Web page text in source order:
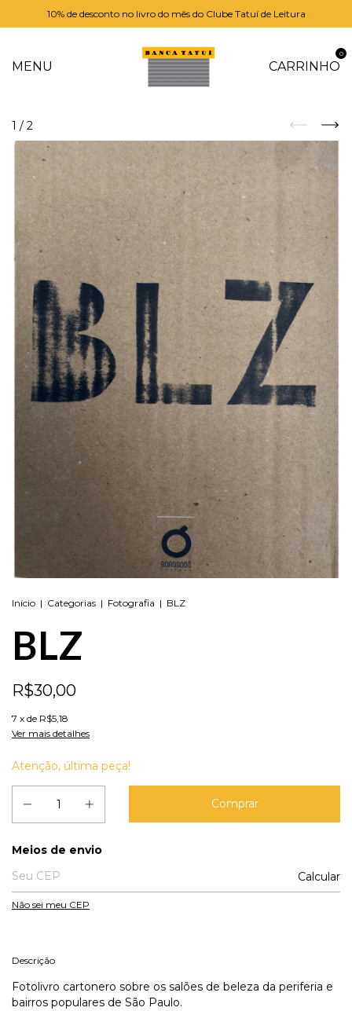
10% de desconto no livro do mês do Clube Tatuí de Leitura
MENU CARRINHO
0
1 / 2
Início | Categorias | Fotografia | BLZ
BLZ
R$30,00
7 x de R$5,18
Ver mais detalhes
Atenção, última peça!
Entregas para o CEP:
Meios de envio
Calcular
Não sei meu CEP
Descrição
Fotolivro cartonero sobre os salões de beleza da periferia e
bairros populares de São Paulo.